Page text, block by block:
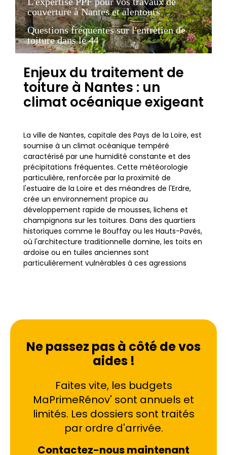
couverture à Nantes et alentours
Questions fréquentes sur l'entretien de
toiture dans le 44
Enjeux du traitement de
toiture à Nantes : un
climat océanique exigeant
La ville de Nantes, capitale des Pays de la Loire, est
soumise à un climat océanique tempéré
caractérisé par une humidité constante et des
précipitations fréquentes. Cette météorologie
particulière, renforcée par la proximité de
l'estuaire de la Loire et des méandres de l'Erdre,
crée un environnement propice au
développement rapide de mousses, lichens et
champignons sur les toitures. Dans des quartiers
historiques comme le Bouffay ou les Hauts-Pavés,
où l'architecture traditionnelle domine, les toits en
ardoise ou en tuiles anciennes sont
particulièrement vulnérables à ces agressions
Ignorer ces signes avant-coureurs peut entraîner
des désordres majeurs. L'accumulation de
dégel en hiver, ce qui provoque l'éclatement des
tuiles et la porosité des ardoises. Pour les
propriétaires situés à Nantes, mais aussi dans les
villes limitrophes comme Saint-Herblain ou Rezé,
un traitement de toiture régulier n'est pas une
option esthétique, mais une nécessité structurelle.
PPF intervient spécifiquement pour contrer les
Ne passez pas à côté de vos
aides !
Faites vite, les budgets
MaPrimeRénov' sont annuels et
limités. Les dossiers sont traités
par ordre d'arrivée.
Contactez-nous maintenant